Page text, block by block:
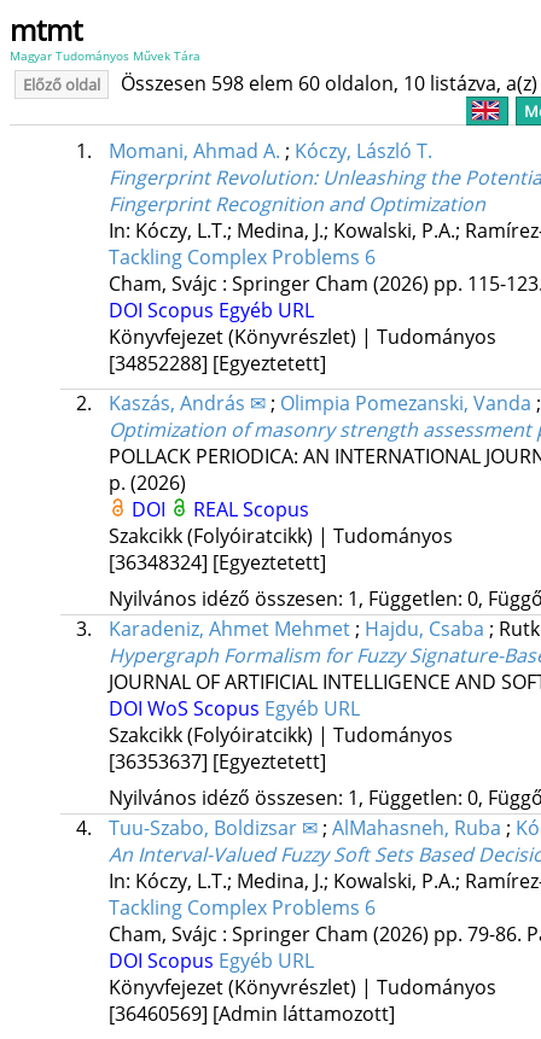
mtmt
Magyar Tudományos Művek Tára
Előző oldal Összesen 598 elem 60 oldalon, 10 listázva,
1. Momani, Ahmad A. ; Kóczy, László T.
Fingerprint Revolution: Unleashing the
Fingerprint Recognition and Optimization
In: Kóczy, L.T.; Medina, J.; Kowalski, P.A.;
Tackling Complex Problems 6
Cham, Svájc : Springer Cham (2026) pp. 115-
DOI Scopus Egyéb URL
Könyvfejezet (Könyvrészlet) | Tudományos
[34852288] [Egyeztetett]
2.
Kaszás, András ✉; Olimpia Pomezanski, Vanda
Optimization of masonry strength
POLLACK PERIODICA: AN INTERNATIONAL
p. (2026)
DOI
REALScopus
Szakcikk (Folyóiratcikk) | Tudományos
[36348324] [Egyeztetett]
Nyilvános idéző összesen: 1, Független: 0,
3.
Karadeniz, Ahmet Mehmet; Hajdu, Csaba ;
Hypergraph Formalism for Fuzzy Signature-
JOURNAL OF ARTIFICIAL INTELLIGENCE AND
DOI WoS Scopus Egyéb URL
Szakcikk (Folyóiratcikk) | Tudományos
[36353637] [Egyeztetett]
Nyilvános idéző összesen: 1, Független: 0,
4.
Tuu-Szabo, Boldizsar ✉; AlMahasneh, Ruba ;
An Interval-Valued Fuzzy Soft Sets Based
In: Kóczy, L.T.; Medina, J.; Kowalski, P.A.;
Tackling Complex Problems 6
Cham, Svájc : Springer Cham (2026) pp. 79-86.
DOI Scopus Egyéb URL
Könyvfejezet (Könyvrészlet) | Tudományos
[36460569] [Admin láttamozott]